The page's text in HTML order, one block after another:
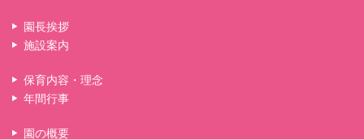
園長挨拶
施設案内
保育内容・理念
年間行事
園の概要